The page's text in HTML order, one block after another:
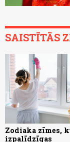
SAISTĪTĀS
Zodiaka zīmes,
izpalīdzīgas